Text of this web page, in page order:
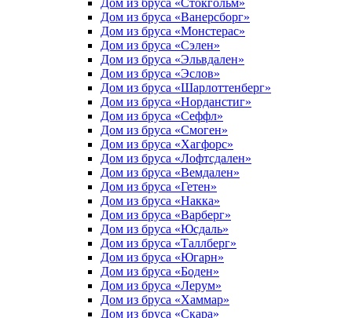
Дом из бруса «Стокгольм»
Дом из бруса «Ванерсборг»
Дом из бруса «Монстерас»
Дом из бруса «Сэлен»
Дом из бруса «Эльвдален»
Дом из бруса «Эслов»
Дом из бруса «Шарлоттенберг»
Дом из бруса «Норданстиг»
Дом из бруса «Сеффл»
Дом из бруса «Смоген»
Дом из бруса «Хагфорс»
Дом из бруса «Лофтсдален»
Дом из бруса «Вемдален»
Дом из бруса «Гетен»
Дом из бруса «Накка»
Дом из бруса «Варберг»
Дом из бруса «Юсдаль»
Дом из бруса «Таллберг»
Дом из бруса «Югарн»
Дом из бруса «Боден»
Дом из бруса «Лерум»
Дом из бруса «Хаммар»
Дом из бруса «Скара»